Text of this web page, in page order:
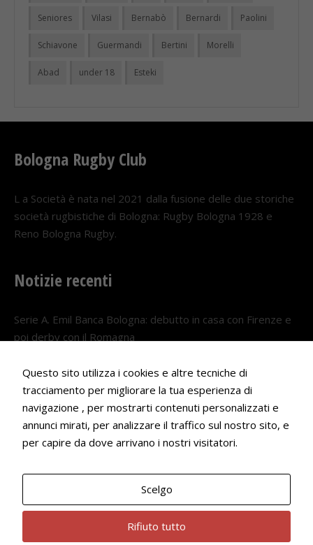
Seniores Vilasi Bernabò Bernardi Paolini
Schiavone Guermandi Bertini Morelli
Abad under 18 Esteki
Bologna Rugby Club
L a Società è nata nel 2021 dalla fusione delle due storiche
società rugbistiche di Bologna: Rugby Bologna 1928 e
Reno Bologna Rugby.
Notizie recenti
Serie A. Emil Banca Bologna: debutto in casa con Firenze e
poi derby con il Romagna
Serie A. Il Bologna nel girone veneto
29 LUGLIO 2026
Francesco Andrei convocato al Camp estivo della nazionale
22 LUGLIO 2026
Questo sito utilizza i cookies e altre tecniche di
tracciamento per migliorare la tua esperienza di
navigazione , per mostrarti contenuti personalizzati e
annunci mirati, per analizzare il traffico sul nostro sito, e
per capire da dove arrivano i nostri visitatori.
Scelgo
Rifiuto tutto